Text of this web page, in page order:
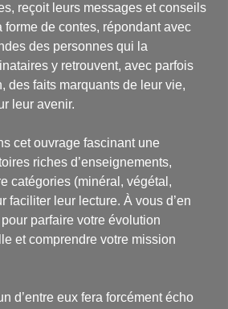
reçoit leurs messages et conseils
forme de contes, répondant avec
des personnes qui la
y retrouvent, avec parfois
des faits marquants de leur vie,
leur avenir.
cet ouvrage fascinant une
riches d’enseignements,
catégories (minéral, végétal,
faciliter leur lecture. À vous d’en
parfaire votre évolution
et comprendre votre mission
d’entre eux fera forcément écho